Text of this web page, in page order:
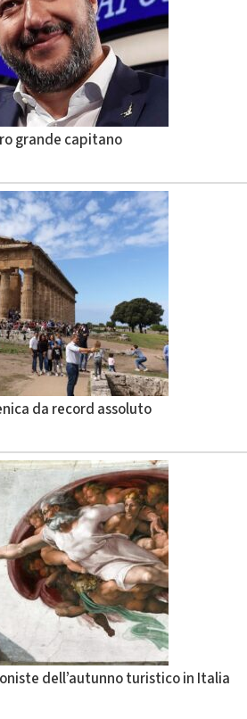
grande capitano
da record assoluto
dell’autunno turistico in Italia